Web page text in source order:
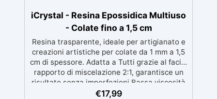
iCrystal - Resina Epossidica Multiuso
- Colate fino a 1,5 cm
Resina trasparente, ideale per artigianato e
creazioni artistiche per colate da 1 mm a 1,5
cm di spessore. Adatta a Tutti grazie al facile
rapporto di miscelazione 2:1, garantisce un
risultato senza imperfezioni Bassa viscosità
per colate senza bolle, compatibile con
€17,99